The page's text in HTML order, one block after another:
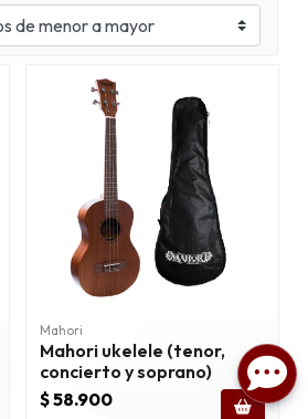
Mahori
Mahori ukelele (tenor,
concierto y soprano)
$ 58.900